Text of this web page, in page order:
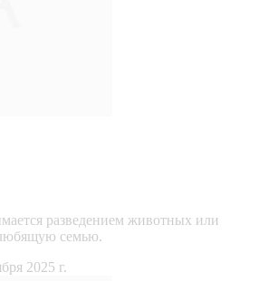
разведением животных или
семью.
2025 г.